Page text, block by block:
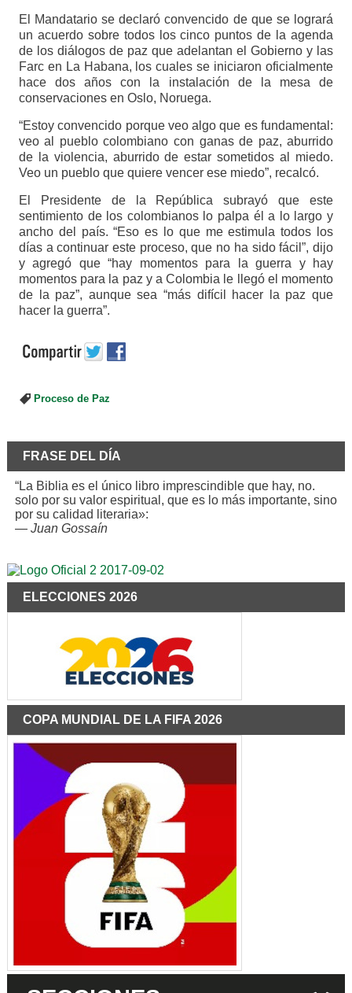
El Mandatario se declaró convencido de que se logrará
un acuerdo sobre todos los cinco puntos de la agenda
de los diálogos de paz que adelantan el Gobierno y las
Farc en La Habana, los cuales se iniciaron oficialmente
hace dos años con la instalación de la mesa de
conservaciones en Oslo, Noruega.
“Estoy convencido porque veo algo que es fundamental:
veo al pueblo colombiano con ganas de paz, aburrido
de la violencia, aburrido de estar sometidos al miedo.
Veo un pueblo que quiere vencer ese miedo”, recalcó.
El Presidente de la República subrayó que este
sentimiento de los colombianos lo palpa él a lo largo y
ancho del país. “Eso es lo que me estimula todos los
días a continuar este proceso, que no ha sido fácil”, dijo
y agregó que “hay momentos para la guerra y hay
momentos para la paz y a Colombia le llegó el momento
de la paz”, aunque sea “más difícil hacer la paz que
hacer la guerra”.
Proceso de Paz
FRASE DEL DÍA
“La Biblia es el único libro imprescindible que hay, no.
solo por su valor espiritual, que es lo más importante, sino
por su calidad literaria»:
— Juan Gossaín
ELECCIONES 2026
COPA MUNDIAL DE LA FIFA 2026